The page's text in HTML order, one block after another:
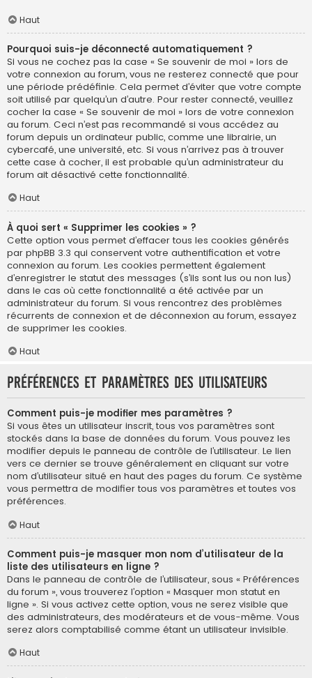
Haut
Pourquoi suis-je déconnecté automatiquement ?
Si vous ne cochez pas la case « Se souvenir de moi » lors de
votre connexion au forum, vous ne resterez connecté que pour
une période prédéfinie. Cela permet d’éviter que votre compte
soit utilisé par quelqu’un d’autre. Pour rester connecté, veuillez
cocher la case « Se souvenir de moi » lors de votre connexion
au forum. Ceci n’est pas recommandé si vous accédez au
forum depuis un ordinateur public, comme une librairie, un
cybercafé, une université, etc. Si vous n’arrivez pas à trouver
cette case à cocher, il est probable qu’un administrateur du
forum ait désactivé cette fonctionnalité.
Haut
À quoi sert « Supprimer les cookies » ?
Cette option vous permet d’effacer tous les cookies générés
par phpBB 3.3 qui conservent votre authentification et votre
connexion au forum. Les cookies permettent également
d’enregistrer le statut des messages (s’ils sont lus ou non lus)
dans le cas où cette fonctionnalité a été activée par un
administrateur du forum. Si vous rencontrez des problèmes
récurrents de connexion et de déconnexion au forum, essayez
de supprimer les cookies.
Haut
Préférences et paramètres des utilisateurs
Comment puis-je modifier mes paramètres ?
Si vous êtes un utilisateur inscrit, tous vos paramètres sont
stockés dans la base de données du forum. Vous pouvez les
modifier depuis le panneau de contrôle de l’utilisateur. Le lien
vers ce dernier se trouve généralement en cliquant sur votre
nom d’utilisateur situé en haut des pages du forum. Ce système
vous permettra de modifier tous vos paramètres et toutes vos
préférences.
Haut
Comment puis-je masquer mon nom d’utilisateur de la
liste des utilisateurs en ligne ?
Dans le panneau de contrôle de l’utilisateur, sous « Préférences
du forum », vous trouverez l’option « Masquer mon statut en
ligne ». Si vous activez cette option, vous ne serez visible que
des administrateurs, des modérateurs et de vous-même. Vous
serez alors comptabilisé comme étant un utilisateur invisible.
Haut